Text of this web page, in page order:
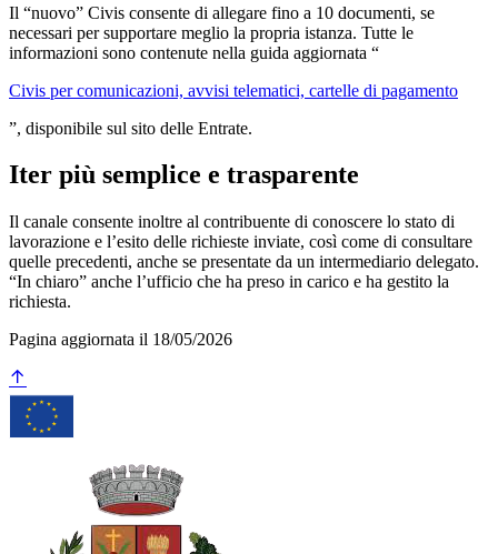
Il “nuovo” Civis consente di allegare fino a 10 documenti, se
necessari per supportare meglio la propria istanza. Tutte le
informazioni sono contenute nella guida aggiornata “
Civis per comunicazioni, avvisi telematici, cartelle di pagamento
”, disponibile sul sito delle Entrate.
Iter più semplice e trasparente
Il canale consente inoltre al contribuente di conoscere lo stato di
lavorazione e l’esito delle richieste inviate, così come di consultare
quelle precedenti, anche se presentate da un intermediario delegato.
“In chiaro” anche l’ufficio che ha preso in carico e ha gestito la
richiesta.
Pagina aggiornata il 18/05/2026